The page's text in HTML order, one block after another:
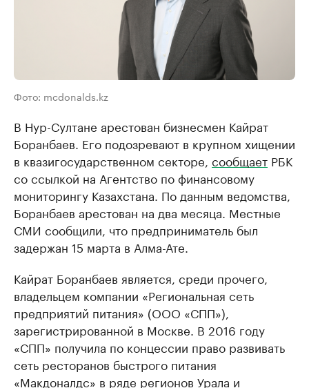
Фото: mcdonalds.kz
В Нур-Султане арестован бизнесмен Кайрат
Боранбаев. Его подозревают в крупном хищении
в квазигосударственном секторе, сообщает РБК
со ссылкой на Агентство по финансовому
мониторингу Казахстана. По данным ведомства,
Боранбаев арестован на два месяца. Местные
СМИ сообщили, что предприниматель был
задержан 15 марта в Алма-Ате.
Кайрат Боранбаев является, среди прочего,
владельцем компании «Региональная сеть
предприятий питания» (ООО «СПП»),
зарегистрированной в Москве. В 2016 году
«СПП» получила по концессии право развивать
сеть ресторанов быстрого питания
«Макдоналдс» в ряде регионов Урала и